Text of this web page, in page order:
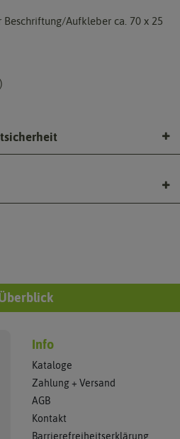
Aufkleber ca. 70 x 25
Info
Kataloge
Zahlung + Versand
AGB
Kontakt
Barrierefreiheitserklärung